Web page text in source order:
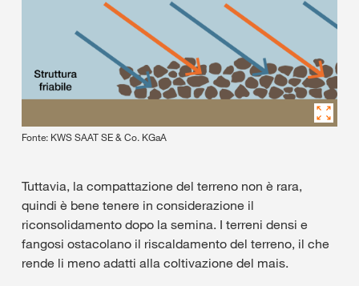
Fonte: KWS SAAT SE & Co. KGaA
Tuttavia, la compattazione del terreno non è rara,
quindi è bene tenere in considerazione il
riconsolidamento dopo la semina. I terreni densi e
fangosi ostacolano il riscaldamento del terreno, il che
rende li meno adatti alla coltivazione del mais.